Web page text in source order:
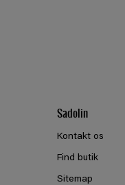
Sadolin
Kontakt os
Find butik
Sitemap